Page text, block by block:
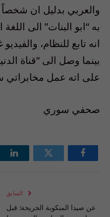
والعربي بدليل ان شخصاً
به “ابو البنات” الى
انه تابع للنظام،
بينما وصل الى “قناة
على اته عمل
صحفي سوري
فيسبوك تويتر
السابق
عن صيدا المنكوبة الجريحة: قبل